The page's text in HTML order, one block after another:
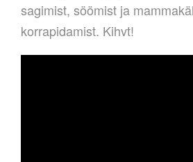
sagimist, söömist ja
korrapidamist. Kihvt!